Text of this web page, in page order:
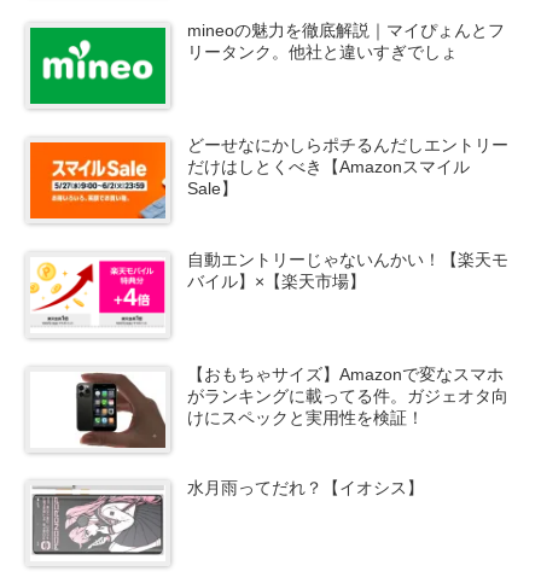
mineoの魅力を徹底解説｜マイぴょんとフ
リータンク。他社と違いすぎでしょ
どーせなにかしらポチるんだしエントリー
だけはしとくべき【Amazonスマイル
Sale】
自動エントリーじゃないんかい！【楽天モ
バイル】×【楽天市場】
【おもちゃサイズ】Amazonで変なスマホ
がランキングに載ってる件。ガジェオタ向
けにスペックと実用性を検証！
水月雨ってだれ？【イオシス】